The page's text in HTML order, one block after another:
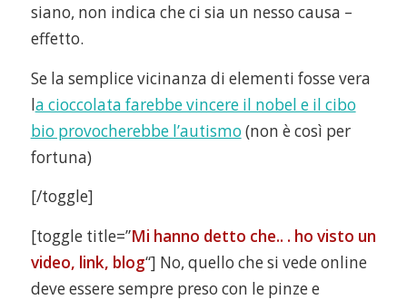
siano, non indica che ci sia un nesso causa –
effetto.
Se la semplice vicinanza di elementi fosse vera
la cioccolata farebbe vincere il nobel e il cibo
bio provocherebbe l’autismo (non è così per
fortuna)
[/toggle]
[toggle title=”Mi hanno detto che.. . ho visto un
video, link, blog“] No, quello che si vede online
deve essere sempre preso con le pinze e